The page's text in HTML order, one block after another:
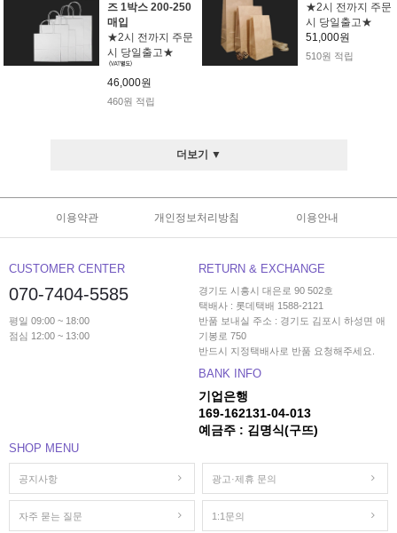
즈 1박스 200-250
매입
★2시 전까지 주문
시 당일출고★
46,000원
460원 적립
★2시 전까지 주문
시 당일출고★
51,000원
510원 적립
더보기 ▼
이용약관 개인정보처리방침 이용안내
CUSTOMER CENTER
070-7404-5585
평일 09:00 ~ 18:00
점심 12:00 ~ 13:00
RETURN & EXCHANGE
경기도 시흥시 대은로 90 502호
택배사 : 롯데택배 1588-2121
반품 보내실 주소 : 경기도 김포시 하성면 애
기봉로 750
반드시 지정택배사로 반품 요청해주세요.
BANK INFO
기업은행
169-162131-04-013
예금주 : 김명식(구뜨)
SHOP MENU
공지사항 광고·제휴 문의
자주 묻는 질문 1:1문의